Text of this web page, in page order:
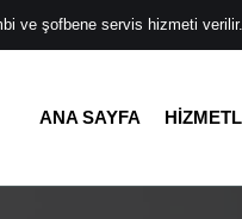
ve şofbene servis hizmeti verilir.
ANA SAYFA